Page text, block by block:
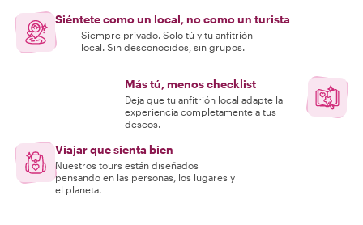
Siéntete como un local, no como un turista
Siempre privado. Solo tú y tu anfitrión
local. Sin desconocidos, sin grupos.
Más tú, menos checklist
Deja que tu anfitrión local adapte la
experiencia completamente a tus
deseos.
Viajar que sienta bien
Nuestros tours están diseñados
pensando en las personas, los lugares y
el planeta.